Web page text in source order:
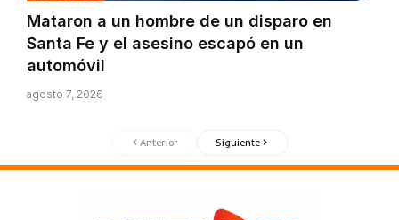
Mataron a un hombre de un disparo en
Santa Fe y el asesino escapó en un
automóvil
agosto 7, 2026
Anterior Siguiente